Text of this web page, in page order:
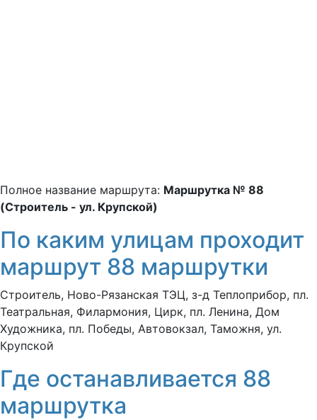
Полное название маршрута: Маршрутка № 88
(Строитель - ул. Крупской)
По каким улицам проходит
маршрут 88 маршрутки
Строитель, Ново-Рязанская ТЭЦ, з-д Теплоприбор, пл.
Театральная, Филармония, Цирк, пл. Ленина, Дом
Художника, пл. Победы, Автовокзал, Таможня, ул.
Крупской
Где останавливается 88
маршрутка